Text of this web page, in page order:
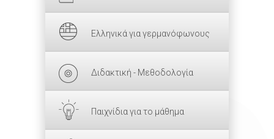
Ελληνικά για γερμανόφωνους
Διδακτική - Μεθοδολογία
Παιχνίδια για το μάθημα